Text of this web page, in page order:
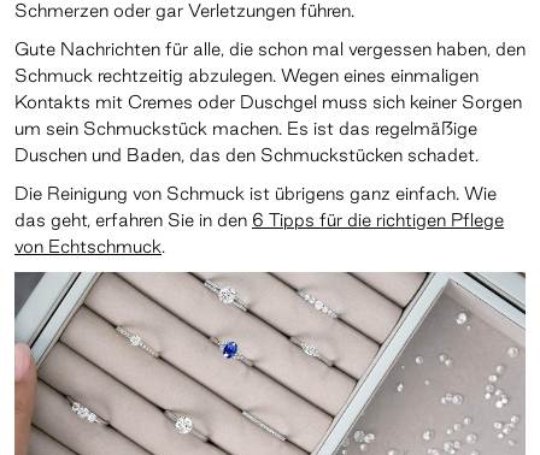
Schmerzen oder gar Verletzungen führen.
Gute Nachrichten für alle, die schon mal vergessen haben, den
Schmuck rechtzeitig abzulegen. Wegen eines einmaligen
Kontakts mit Cremes oder Duschgel muss sich keiner Sorgen
um sein Schmuckstück machen. Es ist das regelmäßige
Duschen und Baden, das den Schmuckstücken schadet.
Die Reinigung von Schmuck ist übrigens ganz einfach. Wie
das geht, erfahren Sie in den 6 Tipps für die richtigen Pflege
von Echtschmuck.